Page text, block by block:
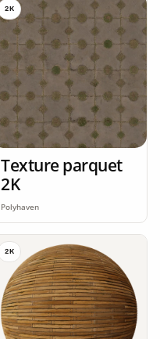
2K
Texture parquet
2K
Polyhaven
2K